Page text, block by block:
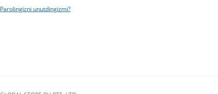
Parolingizni unutdingizmi?